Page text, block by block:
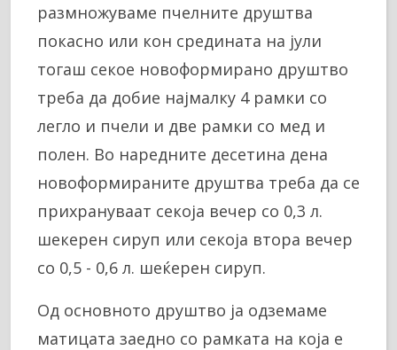
размножуваме пчелните друштва
покасно или кон средината на јули
тогаш секое новоформирано друштво
треба да добие најмалку 4 рамки со
легло и пчели и две рамки со мед и
полен. Во наредните десетина дена
новоформираните друштва треба да се
прихрануваат секоја вечер со 0,3 л.
шекерен сируп или секоја втора вечер
со 0,5 - 0,6 л. шеќерен сируп.
Од основното друштво ја одземаме
матицата заедно со рамката на која е